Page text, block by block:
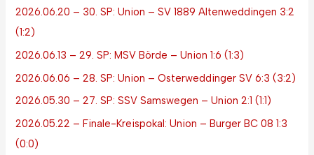
2026.06.20 – 30. SP: Union – SV 1889 Altenweddingen 3:2
(1:2)
2026.06.13 – 29. SP: MSV Börde – Union 1:6 (1:3)
2026.06.06 – 28. SP: Union – Osterweddinger SV 6:3 (3:2)
2026.05.30 – 27. SP: SSV Samswegen – Union 2:1 (1:1)
2026.05.22 – Finale-Kreispokal: Union – Burger BC 08 1:3
(0:0)